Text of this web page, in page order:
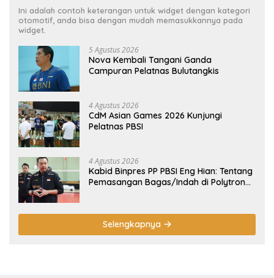
Ini adalah contoh keterangan untuk widget dengan kategori
otomotif, anda bisa dengan mudah memasukkannya pada
widget.
5 Agustus 2026
Nova Kembali Tangani Ganda
Campuran Pelatnas Bulutangkis
4 Agustus 2026
CdM Asian Games 2026 Kunjungi
Pelatnas PBSI
4 Agustus 2026
Kabid Binpres PP PBSI Eng Hian: Tentang
Pemasangan Bagas/Indah di Polytron
Selengkapnya